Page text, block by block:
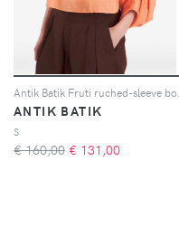
ANTIK BATIK
S
€ 160,00 € 131,00